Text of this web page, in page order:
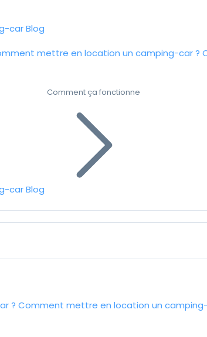
carBlog
mettre en location un camping-car ?
carBlog
Comment ça fonctionne
? Comment mettre en location un